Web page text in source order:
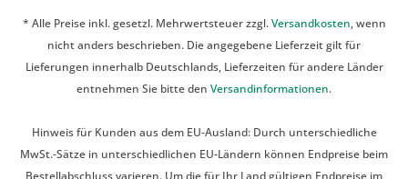
* Alle Preise inkl. gesetzl. Mehrwertsteuer zzgl.Versandkosten, wenn
nicht anders beschrieben. Die angegebene Lieferzeit gilt für
Lieferungen innerhalb Deutschlands, Lieferzeiten für andere Länder
entnehmen Sie bitte den Versandinformationen.
Hinweis für Kunden aus dem EU-Ausland: Durch unterschiedliche
MwSt.-Sätze in unterschiedlichen EU-Ländern können Endpreise beim